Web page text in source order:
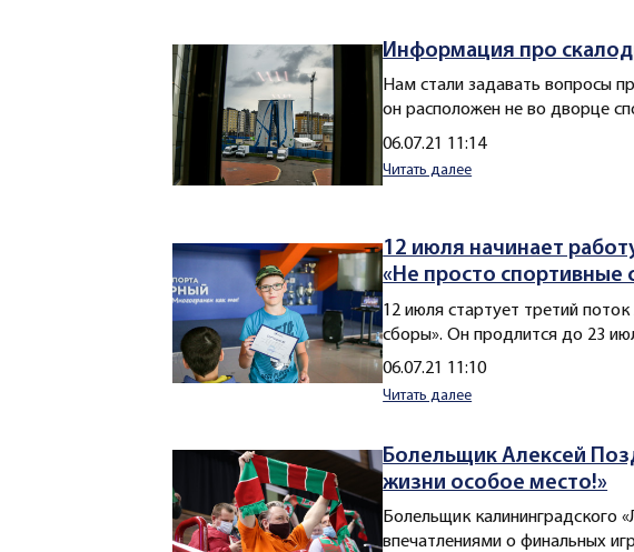
Информация про
Нам стали задавать вопросы
он расположен не во дворце
Создано
06.07.21 11:14
Читать далее
12 июля начинает
«Не просто спортивные
12 июля стартует третий
сборы». Он продлится до 23
Создано
06.07.21 11:10
Читать далее
Болельщик Алексей
жизни особое место!»
Болельщик калининградского
впечатлениями о финальных